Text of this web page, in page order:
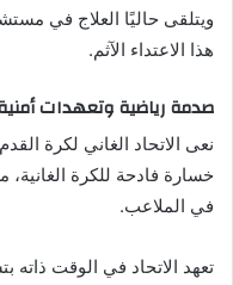
ويتلقى حاليًا العلاج في
هذا الاعتداء الآثم.
صدمة رياضية وتعهدات
نعى الاتحاد الغاني لكرة
خسارة فادحة للكرة الغانية،
في الملاعب.
تعهد الاتحاد في الوقت ذاته